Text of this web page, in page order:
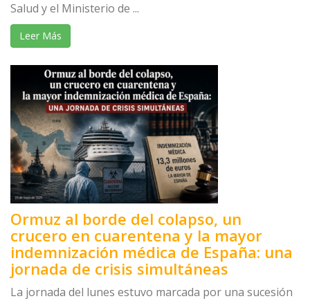
Salud y el Ministerio de ...
Leer Más
Ormuz al borde del colapso, un
crucero en cuarentena y la mayor
indemnización médica de España: una
jornada de crisis simultáneas
La jornada del lunes estuvo marcada por una sucesión